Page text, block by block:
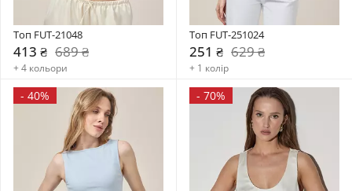
Топ FUT-21048
413 ₴ 689 ₴
+ 4 кольори
Топ FUT-251024
251 ₴ 629 ₴
+ 1 колір
- 40% - 70%